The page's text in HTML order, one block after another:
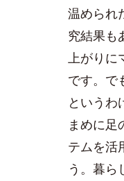
温められ
究結果も
上がりに
です。で
というわ
まめに足
テムを活
う。暮ら